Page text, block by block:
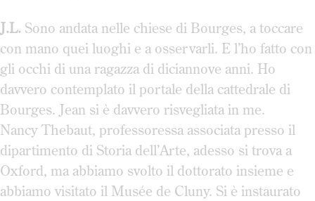
J.L. Sono andata nelle chiese di Bourges, a toccare
con mano quei luoghi e a osservarli. E l’ho fatto con
gli occhi di una ragazza di diciannove anni. Ho
davvero contemplato il portale della cattedrale di
Bourges. Jean si è davvero risvegliata in me.
Nancy Thebaut, professoressa associata presso il
dipartimento di Storia dell’Arte, adesso si trova a
Oxford, ma abbiamo svolto il dottorato insieme e
abbiamo visitato il Musée de Cluny. Si è instaurato